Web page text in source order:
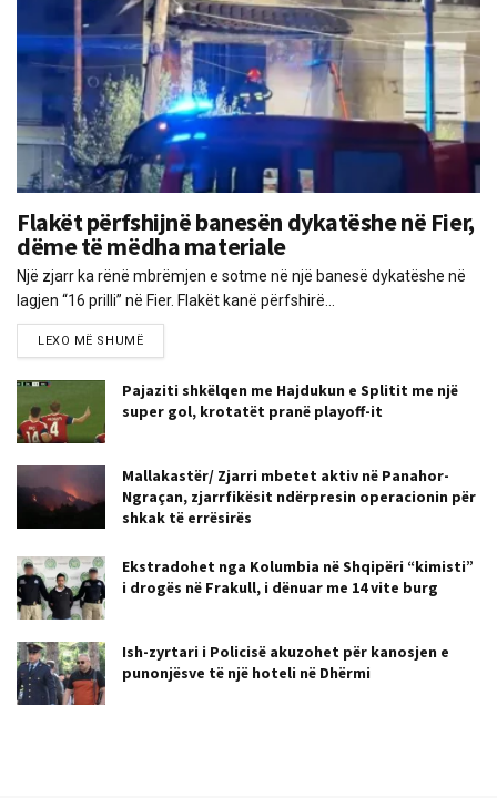
Flakët përfshijnë banesën dykatëshe në Fier,
dëme të mëdha materiale
Një zjarr ka rënë mbrëmjen e sotme në një banesë dykatëshe në
lagjen “16 prilli” në Fier. Flakët kanë përfshirë...
LEXO MË SHUMË
Pajaziti shkëlqen me Hajdukun e Splitit me një
super gol, krotatët pranë playoff-it
Mallakastër/ Zjarri mbetet aktiv në Panahor-
Ngraçan, zjarrfikësit ndërpresin operacionin për
shkak të errësirës
Ekstradohet nga Kolumbia në Shqipëri “kimisti”
i drogës në Frakull, i dënuar me 14 vite burg
Ish-zyrtari i Policisë akuzohet për kanosjen e
punonjësve të një hoteli në Dhërmi